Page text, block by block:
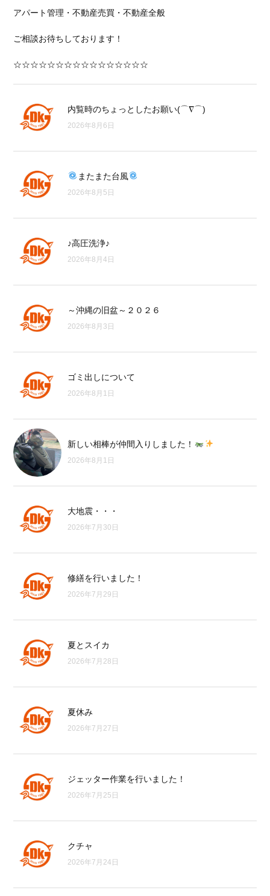
アパート管理・不動産売買・不動産全般
ご相談お待ちしております！
☆☆☆☆☆☆☆☆☆☆☆☆☆☆☆☆
内覧時のちょっとしたお願い(⌒∇⌒)
2026年8月6日
またまた台風
2026年8月5日
♪高圧洗浄♪
2026年8月4日
～沖縄の旧盆～２０２６
2026年8月3日
ゴミ出しについて
2026年8月1日
新しい相棒が仲間入りしました！
2026年8月1日
大地震・・・
2026年7月30日
修繕を行いました！
2026年7月29日
夏とスイカ
2026年7月28日
夏休み
2026年7月27日
ジェッター作業を行いました！
2026年7月25日
クチャ
2026年7月24日